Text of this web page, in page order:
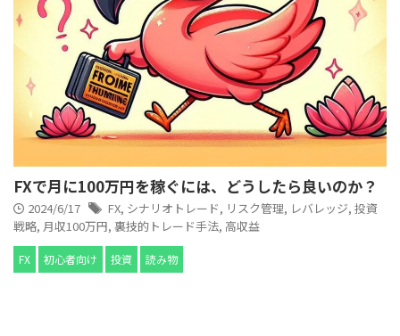
FXで月に100万円を稼ぐには、どうしたら良いのか？
2024/6/17 FX, シナリオトレード, リスク管理, レバレッジ, 投資
戦略, 月収100万円, 裏技的トレード手法, 高収益
FX 初心者向け 投資 読み物